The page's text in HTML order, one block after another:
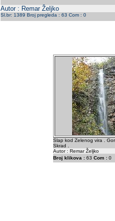
Autor : Remar Željko
Sl.br: 1389 Broj pregleda : 63 Com : 0
Slap kod Zelenog vira .
Skrad .
Autor : Remar Željko
Broj klikova :63 Com :0